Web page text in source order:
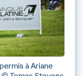
à Ariane